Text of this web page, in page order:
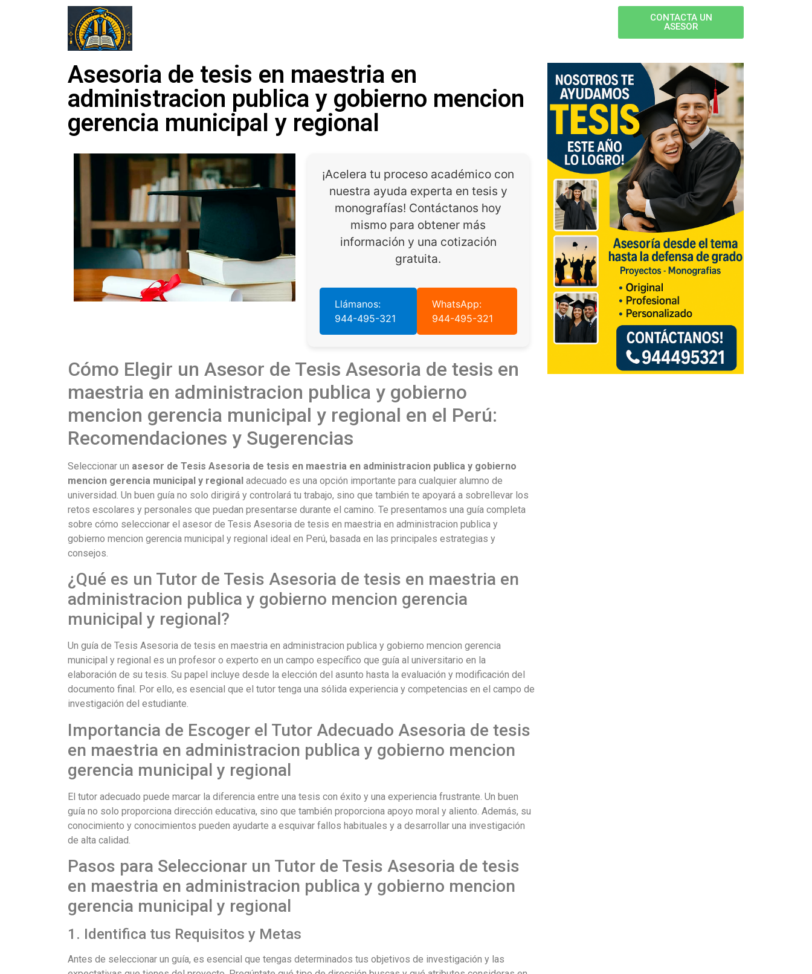
CONTACTA UN
ASESOR
Asesoria de tesis en maestria en
administracion publica y gobierno mencion
gerencia municipal y regional
¡Acelera tu proceso académico con
nuestra ayuda experta en tesis y
monografías! Contáctanos hoy
mismo para obtener más
información y una cotización
gratuita.
Llámanos:
944-495-321
WhatsApp:
944-495-321
Cómo Elegir un Asesor de Tesis Asesoria de tesis en
maestria en administracion publica y gobierno
mencion gerencia municipal y regional en el Perú:
Recomendaciones y Sugerencias
Seleccionar un asesor de Tesis Asesoria de tesis en maestria en administracion publica y gobierno
mencion gerencia municipal y regional adecuado es una opción importante para cualquier alumno de
universidad. Un buen guía no solo dirigirá y controlará tu trabajo, sino que también te apoyará a sobrellevar los
retos escolares y personales que puedan presentarse durante el camino. Te presentamos una guía completa
sobre cómo seleccionar el asesor de Tesis Asesoria de tesis en maestria en administracion publica y
gobierno mencion gerencia municipal y regional ideal en Perú, basada en las principales estrategias y
consejos.
¿Qué es un Tutor de Tesis Asesoria de tesis en maestria en
administracion publica y gobierno mencion gerencia
municipal y regional?
Un guía de Tesis Asesoria de tesis en maestria en administracion publica y gobierno mencion gerencia
municipal y regional es un profesor o experto en un campo específico que guía al universitario en la
elaboración de su tesis. Su papel incluye desde la elección del asunto hasta la evaluación y modificación del
documento final. Por ello, es esencial que el tutor tenga una sólida experiencia y competencias en el campo de
investigación del estudiante.
Importancia de Escoger el Tutor Adecuado Asesoria de tesis
en maestria en administracion publica y gobierno mencion
gerencia municipal y regional
El tutor adecuado puede marcar la diferencia entre una tesis con éxito y una experiencia frustrante. Un buen
guía no solo proporciona dirección educativa, sino que también proporciona apoyo moral y aliento. Además, su
conocimiento y conocimientos pueden ayudarte a esquivar fallos habituales y a desarrollar una investigación
de alta calidad.
Pasos para Seleccionar un Tutor de Tesis Asesoria de tesis
en maestria en administracion publica y gobierno mencion
gerencia municipal y regional
1. Identifica tus Requisitos y Metas
Antes de seleccionar un guía, es esencial que tengas determinados tus objetivos de investigación y las